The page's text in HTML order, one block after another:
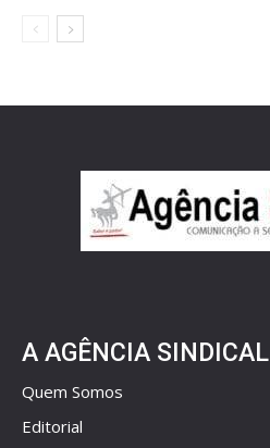
A AGÊNCIA SINDICAL
Quem Somos
Editorial